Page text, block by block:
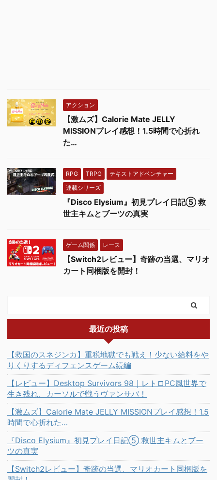
アクション
【激ムズ】Calorie Mate JELLY
MISSIONプレイ感想！1.5時間で心折れ
た…
RPG TRPG
テキストアドベンチャー
連載シリーズ
『Disco Elysium』初見プレイ日記⑤ 救
世主キムとブーツの真実
ゲーム関係 レース
【Switch2レビュー】奇跡の当選、マリオ
カート同梱版を開封！
最近の投稿
【救国のスネジンカ】重税地獄でも戦え！少ない給料をや
りくりするディフェンスゲーム続編
【レビュー】Desktop Survivors 98｜レトロPC風世界で
生き残れ、カーソルで戦うヴァンサバ！
【激ムズ】Calorie Mate JELLY MISSIONプレイ感想！1.5
時間で心折れた…
『Disco Elysium』初見プレイ日記⑤ 救世主キムとブー
ツの真実
【Switch2レビュー】奇跡の当選、マリオカート同梱版を